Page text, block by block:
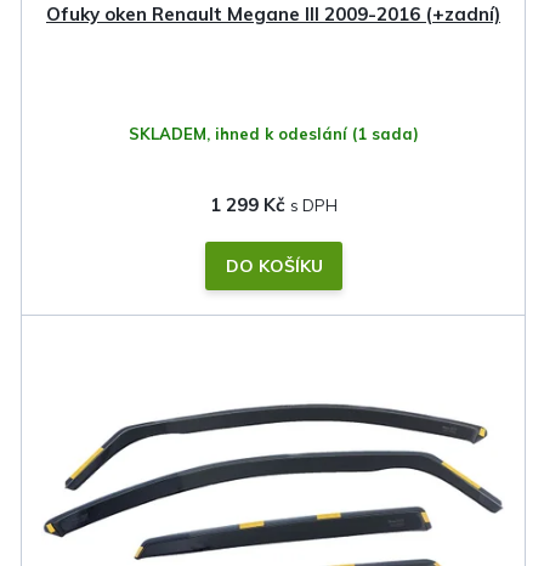
Ofuky oken Renault Megane III 2009-2016 (+zadní)
SKLADEM, ihned k odeslání (1 sada)
1 299 Kč
DO KOŠÍKU